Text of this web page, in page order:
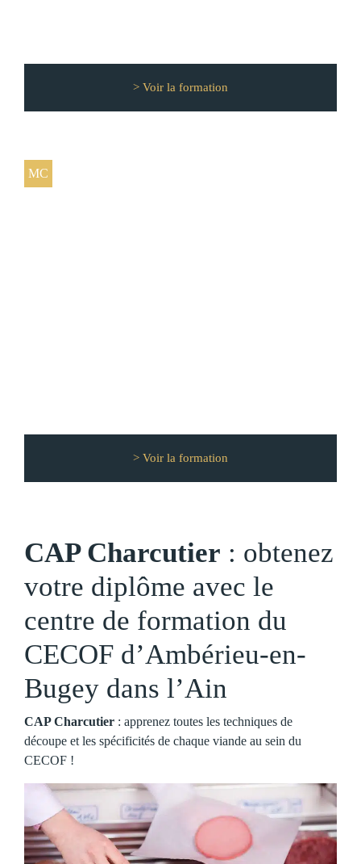
> Voir la formation
MC
> Voir la formation
CAP Charcutier : obtenez
votre diplôme avec le
centre de formation du
CECOF d’Ambérieu-en-
Bugey dans l’Ain
CAP Charcutier : apprenez toutes les techniques de
découpe et les spécificités de chaque viande au sein du
CECOF !